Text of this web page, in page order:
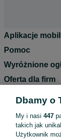
Aplikacje
Pomoc
Wyróżnione
Oferta dla firm
Polityka
Reklama
Dbamy o
My i nasi 447
takich jak
Użytkownik